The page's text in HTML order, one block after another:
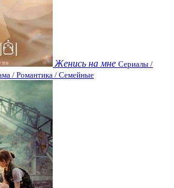
Женись на мне Сериалы /
/ Романтика / Семейные